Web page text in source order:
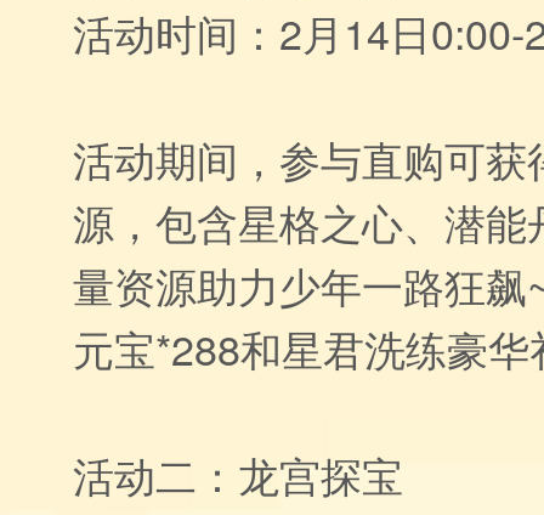
活动时间：2月14日0:00-
活动期间，参与直购可
源，包含星格之心、潜
量资源助力少年一路狂
元宝*288和星君洗练豪
活动二：龙宫探宝